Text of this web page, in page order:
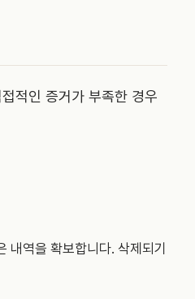
적인 증거가 부족한 경우
내역을 확보합니다. 삭제되기